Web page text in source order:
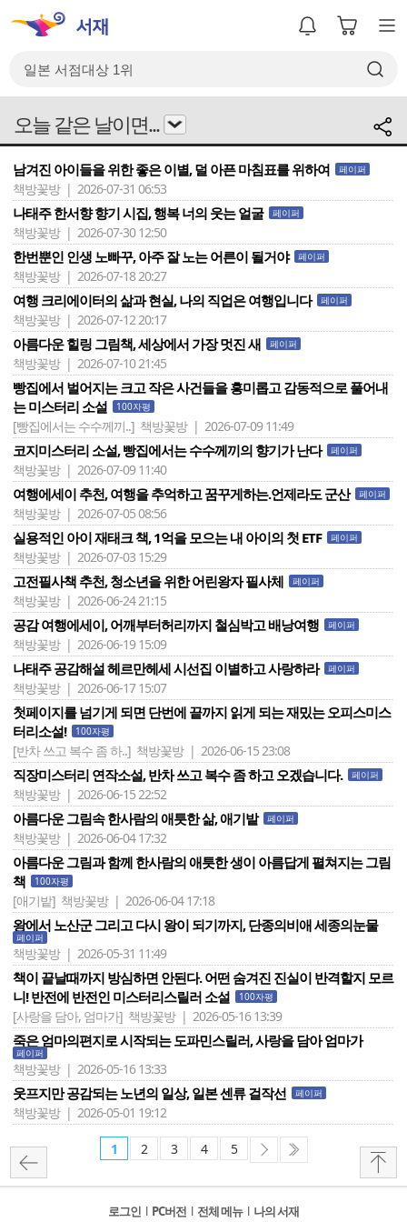
오늘 같은 날이면...
남겨진 아이들을 위한 좋은 이별, 덜 아픈 마침표를 위하여 페이퍼
책방꽃방 | 2026-07-31 06:53
나태주 한서향 향기 시집, 행복 너의 웃는 얼굴 페이퍼
책방꽃방 | 2026-07-30 12:50
한번뿐인 인생 노빠꾸, 아주 잘 노는 어른이 될거야 페이퍼
책방꽃방 | 2026-07-18 20:27
여행 크리에이터의 삶과 현실, 나의 직업은 여행입니다 페이퍼
책방꽃방 | 2026-07-12 20:17
아름다운 힐링 그림책, 세상에서 가장 멋진 새 페이퍼
책방꽃방 | 2026-07-10 21:45
빵집에서 벌어지는 크고 작은 사건들을 흥미롭고 감동적으로 풀어내
는 미스터리 소설
100자평
[빵집에서는 수수께끼..] 책방꽃방 | 2026-07-09 11:49
코지미스터리 소설, 빵집에서는 수수께끼의 향기가 난다 페이퍼
책방꽃방 | 2026-07-09 11:40
여행에세이 추천, 여행을 추억하고 꿈꾸게하는.언제라도 군산 페이퍼
책방꽃방 | 2026-07-05 08:56
실용적인 아이 재태크 책, 1억을 모으는 내 아이의 첫 ETF 페이퍼
책방꽃방 | 2026-07-03 15:29
고전필사책 추천, 청소년을 위한 어린왕자 필사체 페이퍼
책방꽃방 | 2026-06-24 21:15
공감 여행에세이, 어깨부터허리까지 철심박고 배낭여행 페이퍼
책방꽃방 | 2026-06-19 15:09
나태주 공감해설 헤르만헤세 시선집 이별하고 사랑하라 페이퍼
책방꽃방 | 2026-06-17 15:07
첫페이지를 넘기게 되면 단번에 끝까지 읽게 되는 재밌는 오피스미스
터리소설!
100자평
[반차 쓰고 복수 좀 하..] 책방꽃방 | 2026-06-15 23:08
직장미스터리 연작소설, 반차 쓰고 복수 좀 하고 오겠습니다. 페이퍼
책방꽃방 | 2026-06-15 22:52
아름다운 그림속 한사람의 애틋한 삶, 애기밭 페이퍼
책방꽃방 | 2026-06-04 17:32
아름다운 그림과 함께 한사람의 애틋한 생이 아름답게 펼쳐지는 그림
책
100자평
[애기밭] 책방꽃방 | 2026-06-04 17:18
왕에서 노산군 그리고 다시 왕이 되기까지, 단종의비애 세종의눈물
페이퍼
책방꽃방 | 2026-05-31 11:49
책이 끝날때까지 방심하면 안된다. 어떤 숨겨진 진실이 반격할지 모르
니! 반전에 반전인 미스터리스릴러 소설
100자평
[사랑을 담아, 엄마가] 책방꽃방 | 2026-05-16 13:39
죽은 엄마의편지로 시작되는 도파민스릴러, 사랑을 담아 엄마가
페이퍼
책방꽃방 | 2026-05-16 13:33
웃프지만 공감되는 노년의 일상, 일본 센류 걸작선 페이퍼
책방꽃방 | 2026-05-01 19:12
1 2 3 4 5
로그인 l PC버전 l 전체 메뉴 l 나의 서재